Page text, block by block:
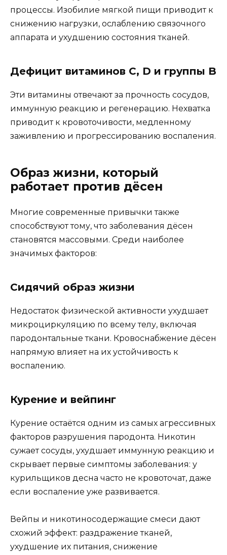
процессы. Изобилие мягкой пищи приводит к
снижению нагрузки, ослаблению связочного
аппарата и ухудшению состояния тканей.
Дефицит витаминов C, D и группы B
Эти витамины отвечают за прочность сосудов,
иммунную реакцию и регенерацию. Нехватка
приводит к кровоточивости, медленному
заживлению и прогрессированию воспаления.
Образ жизни, который
работает против дёсен
Многие современные привычки также
способствуют тому, что заболевания дёсен
становятся массовыми. Среди наиболее
значимых факторов:
Сидячий образ жизни
Недостаток физической активности ухудшает
микроциркуляцию по всему телу, включая
пародонтальные ткани. Кровоснабжение дёсен
напрямую влияет на их устойчивость к
воспалению.
Курение и вейпинг
Курение остаётся одним из самых агрессивных
факторов разрушения пародонта. Никотин
сужает сосуды, ухудшает иммунную реакцию и
скрывает первые симптомы заболевания: у
курильщиков десна часто не кровоточат, даже
если воспаление уже развивается.
Вейпы и никотиносодержащие смеси дают
схожий эффект: раздражение тканей,
ухудшение их питания, снижение